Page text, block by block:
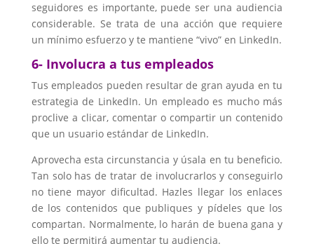
seguidores es importante, puede ser una audiencia
considerable. Se trata de una acción que requiere
un mínimo esfuerzo y te mantiene “vivo” en LinkedIn.
6- Involucra a tus empleados
Tus empleados pueden resultar de gran ayuda en tu
estrategia de LinkedIn. Un empleado es mucho más
proclive a clicar, comentar o compartir un contenido
que un usuario estándar de LinkedIn.
Aprovecha esta circunstancia y úsala en tu beneficio.
Tan solo has de tratar de involucrarlos y conseguirlo
no tiene mayor dificultad. Hazles llegar los enlaces
de los contenidos que publiques y pídeles que los
compartan. Normalmente, lo harán de buena gana y
ello te permitirá aumentar tu audiencia.